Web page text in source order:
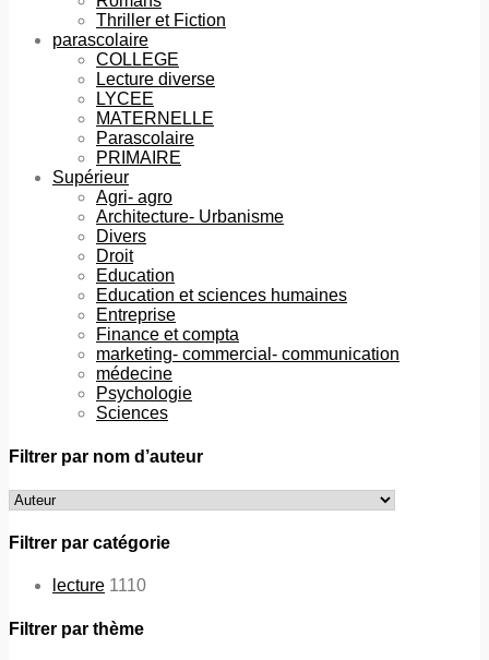
Thriller et Fiction
parascolaire
COLLEGE
Lecture diverse
LYCEE
MATERNELLE
Parascolaire
PRIMAIRE
Supérieur
Agri- agro
Architecture- Urbanisme
Divers
Droit
Education
Education et sciences humaines
Entreprise
Finance et compta
marketing- commercial- communication
médecine
Psychologie
Sciences
Filtrer par nom d’auteur
Filtrer par catégorie
lecture 1110
Filtrer par thème